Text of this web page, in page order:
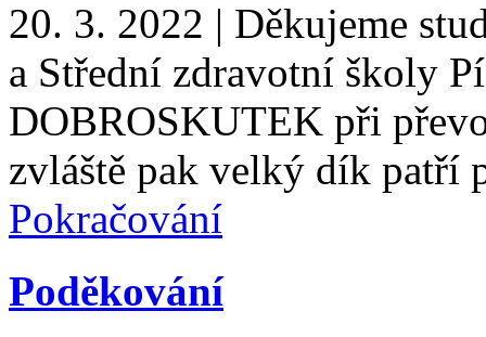
20. 3. 2022 | Děkujeme
a Střední zdravotní školy
DOBROSKUTEK při
zvláště pak velký dík patří
Pokračování
Poděkování